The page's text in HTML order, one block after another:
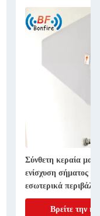
Σύνθετη κεραία
ενίσχυση σήματος
εσωτερικά
Βρείτε την